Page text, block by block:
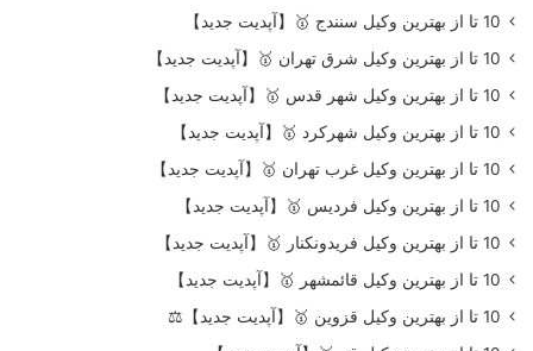
10 تا از بهترین وکیل سنندج 🥇【آپدیت جدید】
10 تا از بهترین وکیل شرق تهران 🥇【آپدیت جدید】
10 تا از بهترین وکیل شهر قدس 🥇【آپدیت جدید】
10 تا از بهترین وکیل شهرکرد 🥇【آپدیت جدید】
10 تا از بهترین وکیل غرب تهران 🥇【آپدیت جدید】
10 تا از بهترین وکیل فردیس 🥇【آپدیت جدید】
10 تا از بهترین وکیل فریدونکنار 🥇【آپدیت جدید】
10 تا از بهترین وکیل قائمشهر 🥇【آپدیت جدید】
10 تا از بهترین وکیل قزوین 🥇【آپدیت جدید】⚖️